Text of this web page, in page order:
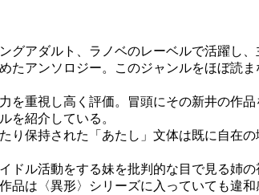
グアダルト、ラノベのレーベルで活躍し
たアンソロジー。このジャンルをほぼ読
重視し高く評価。冒頭にその新井の作
を紹介している。
り保持された「あたし」文体は既に自在
ドル活動をする妹を批判的な目で見る姉
は〈異形〉シリーズに入っていても違和